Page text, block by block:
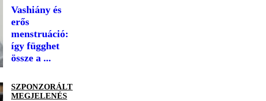
Vashiány és
erős
menstruáció:
így függhet
össze a ...
SZPONZORÁLT
MEGJELENÉS